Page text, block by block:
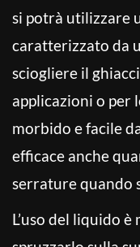
si potrà utilizzare
caratterizzato da
sciogliere il
applicazioni o per
morbido e facile
efficace anche
serrature quando
L’uso del liquido